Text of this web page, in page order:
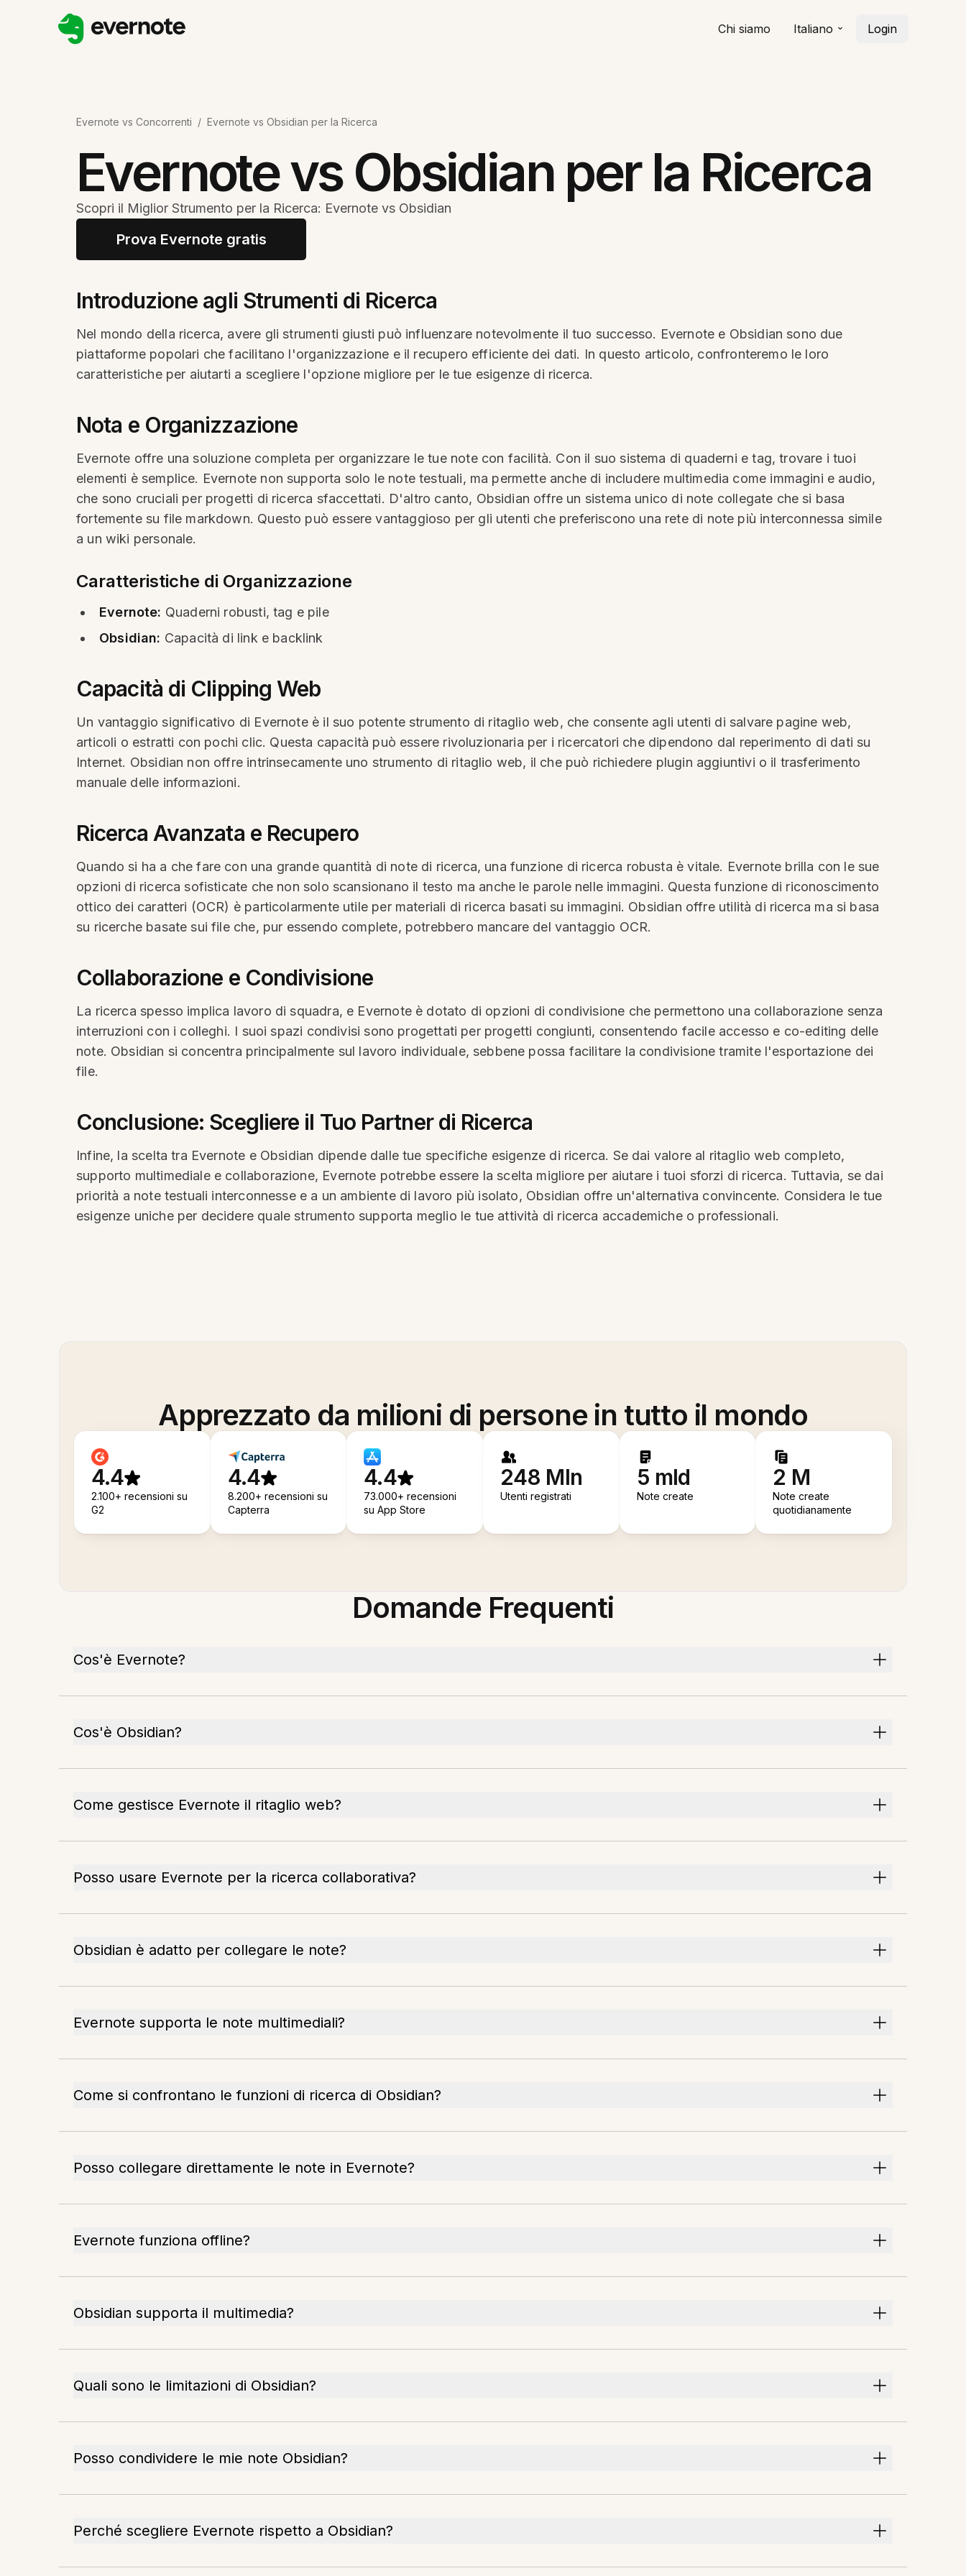
Chi siamo Italiano Login
Evernote vs Concorrenti / Evernote vs Obsidian per la Ricerca
Evernote vs Obsidian per la Ricerca
Scopri il Miglior Strumento per la Ricerca: Evernote vs Obsidian
Prova Evernote gratis
Introduzione agli Strumenti di Ricerca
Nel mondo della ricerca, avere gli strumenti giusti può influenzare notevolmente il tuo successo. Evernote e Obsidian sono due
piattaforme popolari che facilitano l'organizzazione e il recupero efficiente dei dati. In questo articolo, confronteremo le loro
caratteristiche per aiutarti a scegliere l'opzione migliore per le tue esigenze di ricerca.
Nota e Organizzazione
Evernote offre una soluzione completa per organizzare le tue note con facilità. Con il suo sistema di quaderni e tag, trovare i tuoi
elementi è semplice. Evernote non supporta solo le note testuali, ma permette anche di includere multimedia come immagini e audio,
che sono cruciali per progetti di ricerca sfaccettati. D'altro canto, Obsidian offre un sistema unico di note collegate che si basa
fortemente su file markdown. Questo può essere vantaggioso per gli utenti che preferiscono una rete di note più interconnessa simile
a un wiki personale.
Caratteristiche di Organizzazione
Evernote: Quaderni robusti, tag e pile
Obsidian: Capacità di link e backlink
Capacità di Clipping Web
Un vantaggio significativo di Evernote è il suo potente strumento di ritaglio web, che consente agli utenti di salvare pagine web,
articoli o estratti con pochi clic. Questa capacità può essere rivoluzionaria per i ricercatori che dipendono dal reperimento di dati su
Internet. Obsidian non offre intrinsecamente uno strumento di ritaglio web, il che può richiedere plugin aggiuntivi o il trasferimento
manuale delle informazioni.
Ricerca Avanzata e Recupero
Quando si ha a che fare con una grande quantità di note di ricerca, una funzione di ricerca robusta è vitale. Evernote brilla con le sue
opzioni di ricerca sofisticate che non solo scansionano il testo ma anche le parole nelle immagini. Questa funzione di riconoscimento
ottico dei caratteri (OCR) è particolarmente utile per materiali di ricerca basati su immagini. Obsidian offre utilità di ricerca ma si basa
su ricerche basate sui file che, pur essendo complete, potrebbero mancare del vantaggio OCR.
Collaborazione e Condivisione
La ricerca spesso implica lavoro di squadra, e Evernote è dotato di opzioni di condivisione che permettono una collaborazione senza
interruzioni con i colleghi. I suoi spazi condivisi sono progettati per progetti congiunti, consentendo facile accesso e co-editing delle
note. Obsidian si concentra principalmente sul lavoro individuale, sebbene possa facilitare la condivisione tramite l'esportazione dei
file.
Conclusione: Scegliere il Tuo Partner di Ricerca
Infine, la scelta tra Evernote e Obsidian dipende dalle tue specifiche esigenze di ricerca. Se dai valore al ritaglio web completo,
supporto multimediale e collaborazione, Evernote potrebbe essere la scelta migliore per aiutare i tuoi sforzi di ricerca. Tuttavia, se dai
priorità a note testuali interconnesse e a un ambiente di lavoro più isolato, Obsidian offre un'alternativa convincente. Considera le tue
esigenze uniche per decidere quale strumento supporta meglio le tue attività di ricerca accademiche o professionali.
Apprezzato da milioni di persone in tutto il mondo
4.4
2.100+ recensioni su
G2
4.4
8.200+ recensioni su
Capterra
4.4
73.000+ recensioni
su App Store
248 Mln
Utenti registrati
5 mld
Note create
2 M
Note create
quotidianamente
Domande Frequenti
Cos'è Evernote?
Cos'è Obsidian?
Come gestisce Evernote il ritaglio web?
Posso usare Evernote per la ricerca collaborativa?
Obsidian è adatto per collegare le note?
Evernote supporta le note multimediali?
Come si confrontano le funzioni di ricerca di Obsidian?
Posso collegare direttamente le note in Evernote?
Evernote funziona offline?
Obsidian supporta il multimedia?
Quali sono le limitazioni di Obsidian?
Posso condividere le mie note Obsidian?
Perché scegliere Evernote rispetto a Obsidian?